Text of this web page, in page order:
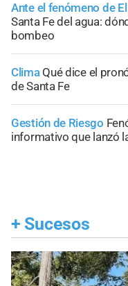
Ante el fenómeno de
Santa Fe del agua:
bombeo
Clima Qué dice el
de Santa Fe
Gestión de Riesgo
informativo que lanzó
+ Sucesos